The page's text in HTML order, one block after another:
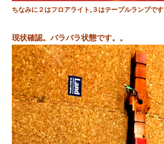
ちなみに ２はフロアライト,３はテーブルランプです
現状確認。 バラバラ状態です。。